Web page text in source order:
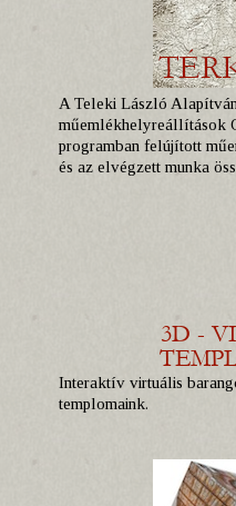
A Teleki László
műemlékhelyreállítások
programban felújított
és az elvégzett munka
Interaktív virtuális
templomaink.